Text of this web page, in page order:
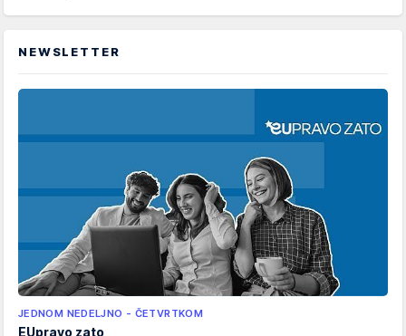
NEWSLETTER
JEDNOM NEDELJNO - ČETVRTKOM
EUpravo zato